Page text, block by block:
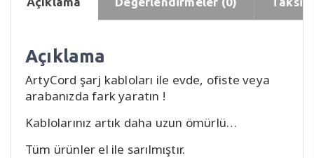
Açıklama
ArtyCord şarj kabloları ile evde, ofiste veya
arabanızda fark yaratın !
Kablolarınız artık daha uzun ömürlü…
Tüm ürünler el ile sarılmıştır.